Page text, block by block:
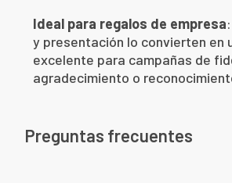
Ideal para regalos de empresa
y presentación lo convierten en
excelente para campañas de
agradecimiento o
Preguntas frecuentes